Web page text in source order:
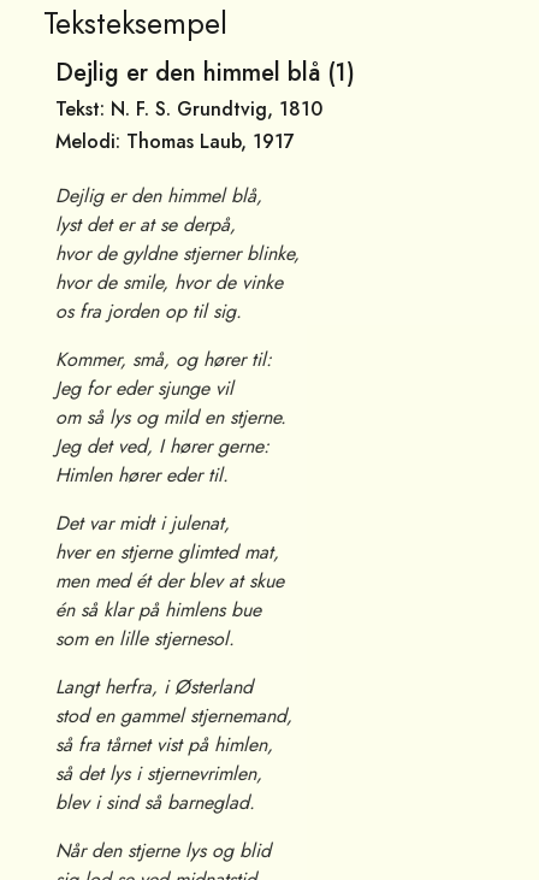
Teksteksempel
Dejlig er den himmel blå (1)
Tekst: N. F. S. Grundtvig, 1810
Melodi: Thomas Laub, 1917
Dejlig er den himmel blå,
lyst det er at se derpå,
hvor de gyldne stjerner blinke,
hvor de smile, hvor de vinke
os fra jorden op til sig.
Kommer, små, og hører til:
Jeg for eder sjunge vil
om så lys og mild en stjerne.
Jeg det ved, I hører gerne:
Himlen hører eder til.
Det var midt i julenat,
hver en stjerne glimted mat,
men med ét der blev at skue
én så klar på himlens bue
som en lille stjernesol.
Langt herfra, i Østerland
stod en gammel stjernemand,
så fra tårnet vist på himlen,
så det lys i stjernevrimlen,
blev i sind så barneglad.
Når den stjerne lys og blid